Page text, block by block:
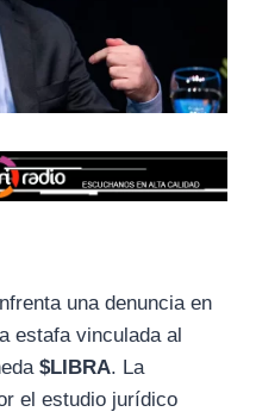
una denuncia en
estafa vinculada al
$LIBRA. La
el estudio jurídico